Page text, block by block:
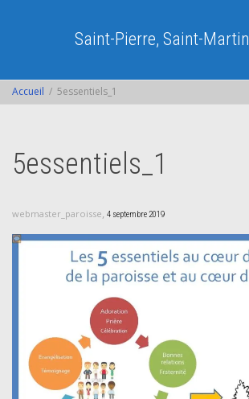
Saint-Pierre, Saint-Martin
Accueil 5essentiels_1
5essentiels_1
webmaster_paroisse, 4 septembre 2019